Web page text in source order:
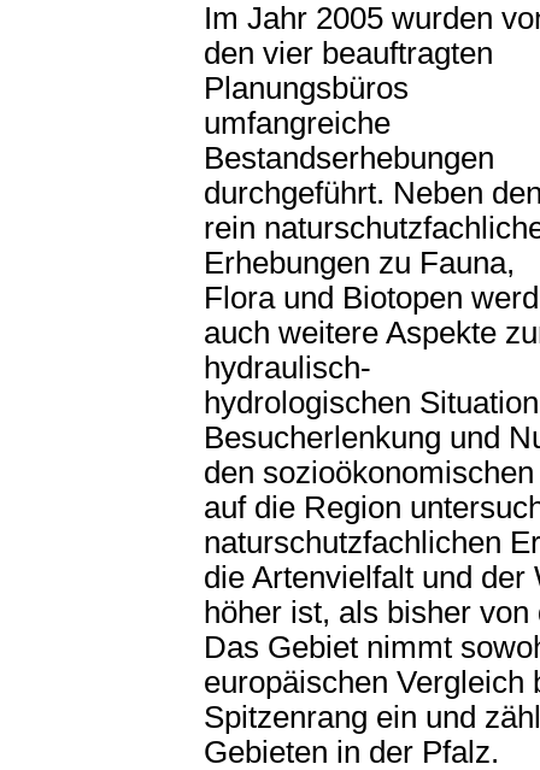
Im Jahr 2005 wurden
den vier beauftragten
Planungsbüros
umfangreiche
Bestandserhebungen
durchgeführt. Neben
rein
Erhebungen zu Fauna,
Flora und Biotopen
auch weitere Aspekte
hydraulisch-
hydrologischen
Besucherlenkung und
den
auf die Region
naturschutzfachlichen
die Artenvielfalt und
höher ist, als bisher
Das Gebiet nimmt
europäischen Vergleich
Spitzenrang ein und
Gebieten in der Pfalz.